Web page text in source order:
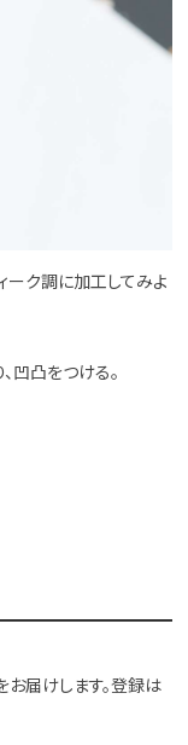
ーク調に加工してみよ
凹凸をつける。
お届けします。登録は